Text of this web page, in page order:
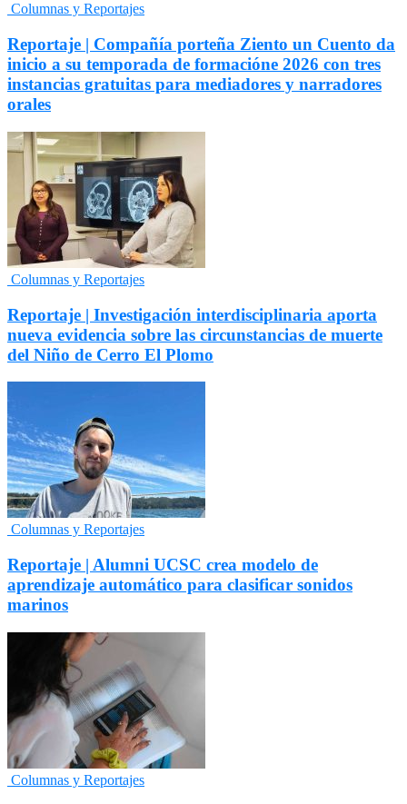
Columnas y Reportajes
Reportaje | Compañía porteña Ziento un Cuento da
inicio a su temporada de formacióne 2026 con tres
instancias gratuitas para mediadores y narradores
orales
Columnas y Reportajes
Reportaje | Investigación interdisciplinaria aporta
nueva evidencia sobre las circunstancias de muerte
del Niño de Cerro El Plomo
Columnas y Reportajes
Reportaje | Alumni UCSC crea modelo de
aprendizaje automático para clasificar sonidos
marinos
Columnas y Reportajes